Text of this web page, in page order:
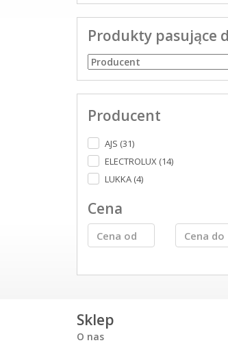
Produkty pasujące
Producent
AJS (31)
ELECTROLUX (14)
LUKKA (4)
Cena
Sklep
O nas